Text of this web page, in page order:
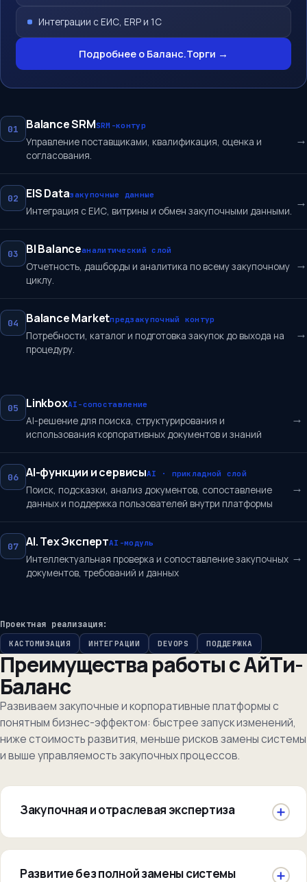
01 Balance SRMSRM-контур
Управление поставщиками, квалификация, оценка и
согласования.
→
02 EIS Dataзакупочные данные
Интеграция с ЕИС, витрины и обмен закупочными данными.
→
03 BI Balanceаналитический слой
Отчетность, дашборды и аналитика по всему закупочному
циклу.
→
04 Balance Marketпредзакупочный контур
Потребности, каталог и подготовка закупок до выхода на
процедуру.
→
Интеграции с ЕИС, ERP и 1С
Подробнее о Баланс.Торги →
05 LinkboxAI-сопоставление
AI-решение для поиска, структурирования и
использования корпоративных документов и знаний
→
06 AI-функции и сервисыAI · прикладной слой
Поиск, подсказки, анализ документов, сопоставление
данных и поддержка пользователей внутри платформы
→
07 AI. Тех ЭкспертAI-модуль
Интеллектуальная проверка и сопоставление закупочных
документов, требований и данных
→
Проектная реализация:
КАСТОМИЗАЦИЯ ИНТЕГРАЦИИ DEVOPS ПОДДЕРЖКА
Преимущества работы с АйТи-
Баланс
Развиваем закупочные и корпоративные платформы с
понятным бизнес-эффектом: быстрее запуск изменений,
ниже стоимость развития, меньше рисков замены системы
и выше управляемость закупочных процессов.
Закупочная и отраслевая экспертиза
Развитие без полной замены системы